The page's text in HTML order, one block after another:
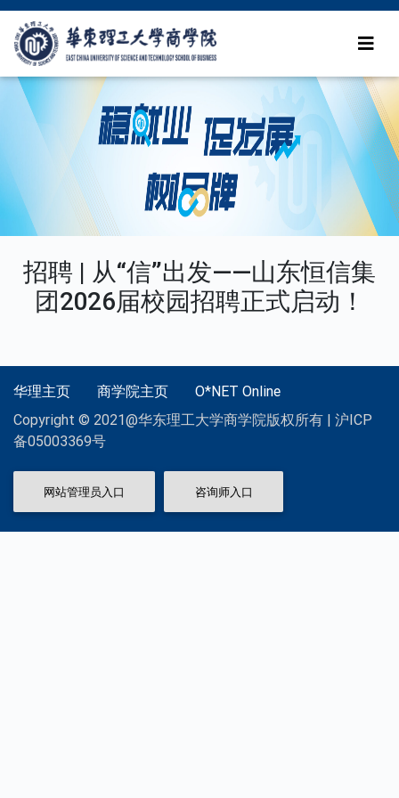
招聘 | 从“信”出发——山东恒信集
团2026届校园招聘正式启动！
华理主页 商学院主页
O*NET Online
Copyright © 2021@华东理工大学商学院版权所有 | 沪ICP
备05003369号
网站管理员入口 咨询师入口